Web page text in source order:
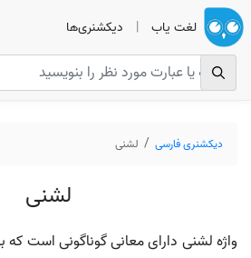
لغت یاب | دیکشنری‌ها
دیکشنری فارسی لشنی
لشنی
واژه لشنی دارای معانی گوناگونی است